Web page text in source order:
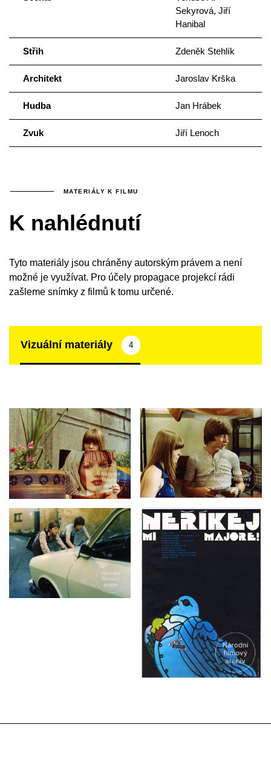
Sekyrová, Jiří
Hanibal
Střih Zdeněk Stehlík
Architekt Jaroslav Krška
Hudba Jan Hrábek
Zvuk Jiří Lenoch
MATERIÁLY K FILMU
K nahlédnutí
Tyto materiály jsou chráněny autorským právem a není
možné je využívat. Pro účely propagace projekcí rádi
zašleme snímky z filmů k tomu určené.
Vizuální materiály 4